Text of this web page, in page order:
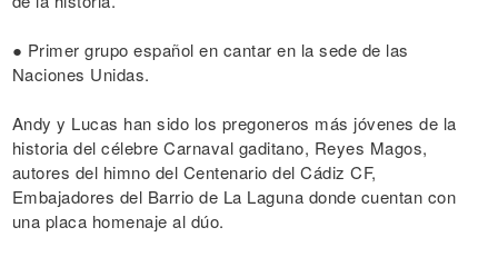
● Primer grupo español en cantar en la sede de las
Naciones Unidas.
Andy y Lucas han sido los pregoneros más jóvenes de la
historia del célebre Carnaval gaditano, Reyes Magos,
autores del himno del Centenario del Cádiz CF,
Embajadores del Barrio de La Laguna donde cuentan con
una placa homenaje al dúo.